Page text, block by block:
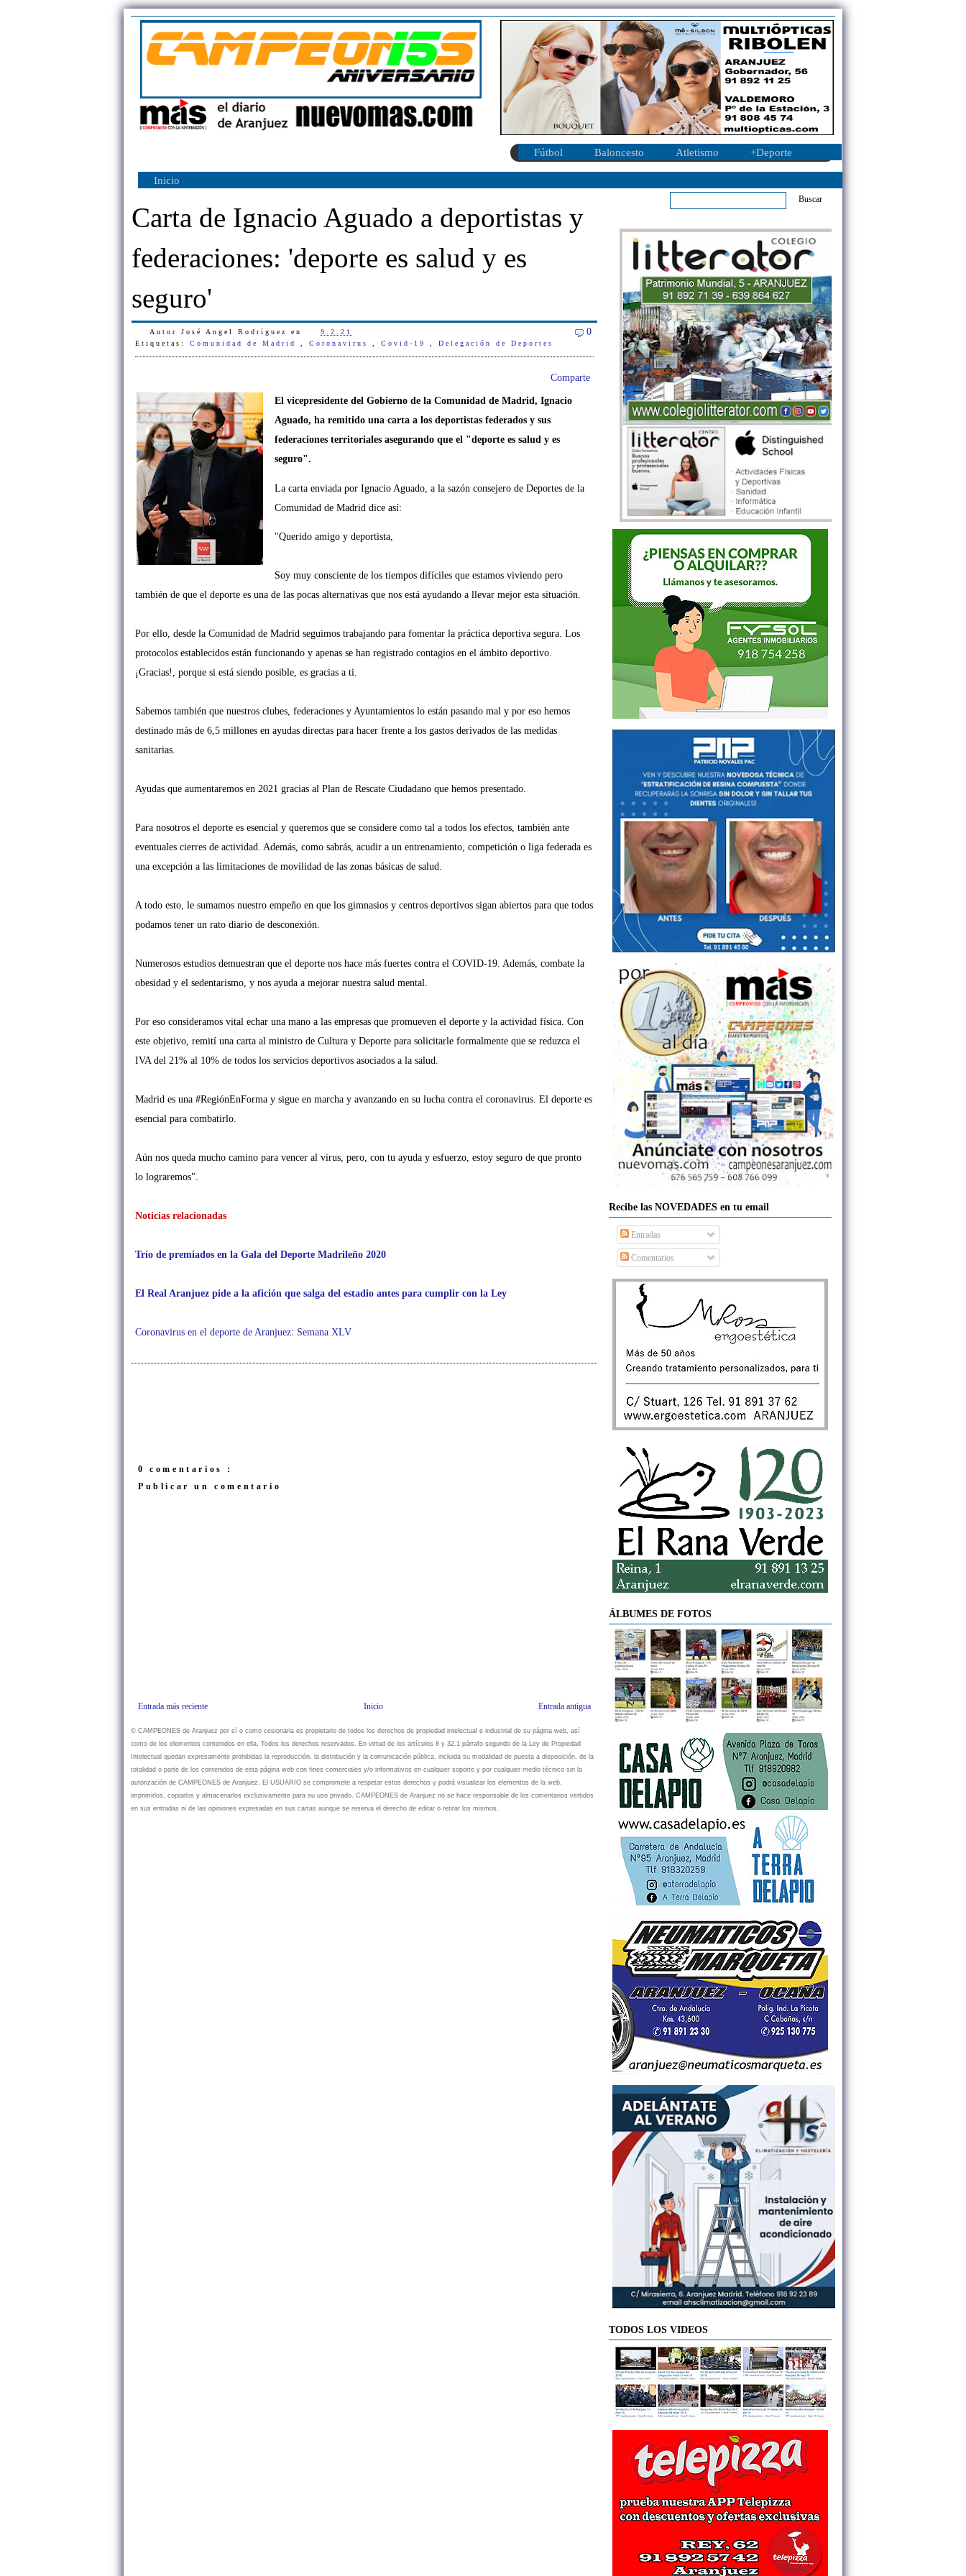
Fútbol Baloncesto Atletismo +Deporte
Inicio
Carta de Ignacio Aguado a deportistas y
federaciones: 'deporte es salud y es
seguro'
Autor José Angel Rodríguez en 9.2.21 0
Etiquetas: Comunidad de Madrid Coronavirus Covid-19 Delegación de Deportes
Comparte
El vicepresidente del Gobierno de la Comunidad de Madrid, Ignacio
Aguado, ha remitido una carta a los deportistas federados y sus
federaciones territoriales asegurando que el "deporte es salud y es
seguro".
La carta enviada por Ignacio Aguado, a la sazón consejero de Deportes de la
Comunidad de Madrid dice así:
"Querido amigo y deportista,
Soy muy consciente de los tiempos difíciles que estamos viviendo pero
también de que el deporte es una de las pocas alternativas que nos está ayudando a llevar mejor esta situación.
Por ello, desde la Comunidad de Madrid seguimos trabajando para fomentar la práctica deportiva segura. Los
protocolos establecidos están funcionando y apenas se han registrado contagios en el ámbito deportivo.
¡Gracias!, porque si está siendo posible, es gracias a ti.
Sabemos también que nuestros clubes, federaciones y Ayuntamientos lo están pasando mal y por eso hemos
destinado más de 6,5 millones en ayudas directas para hacer frente a los gastos derivados de las medidas
sanitarias.
Ayudas que aumentaremos en 2021 gracias al Plan de Rescate Ciudadano que hemos presentado.
Para nosotros el deporte es esencial y queremos que se considere como tal a todos los efectos, también ante
eventuales cierres de actividad. Además, como sabrás, acudir a un entrenamiento, competición o liga federada es
una excepción a las limitaciones de movilidad de las zonas básicas de salud.
A todo esto, le sumamos nuestro empeño en que los gimnasios y centros deportivos sigan abiertos para que todos
podamos tener un rato diario de desconexión.
Numerosos estudios demuestran que el deporte nos hace más fuertes contra el COVID-19. Además, combate la
obesidad y el sedentarismo, y nos ayuda a mejorar nuestra salud mental.
Por eso consideramos vital echar una mano a las empresas que promueven el deporte y la actividad física. Con
este objetivo, remití una carta al ministro de Cultura y Deporte para solicitarle formalmente que se reduzca el
IVA del 21% al 10% de todos los servicios deportivos asociados a la salud.
Madrid es una #RegiónEnForma y sigue en marcha y avanzando en su lucha contra el coronavirus. El deporte es
esencial para combatirlo.
Aún nos queda mucho camino para vencer al virus, pero, con tu ayuda y esfuerzo, estoy seguro de que pronto
lo lograremos".
Noticias relacionadas
Trío de premiados en la Gala del Deporte Madrileño 2020
El Real Aranjuez pide a la afición que salga del estadio antes para cumplir con la Ley
Coronavirus en el deporte de Aranjuez: Semana XLV
0 comentarios :
Publicar un comentario
Entrada más reciente Entrada antigua
Inicio
© CAMPEONES de Aranjuez por sí o como cesionaria es propietario de todos los derechos de propiedad intelectual e industrial de su página web, así
como de los elementos contenidos en ella. Todos los derechos reservados. En virtud de los artículos 8 y 32.1 párrafo segundo de la Ley de Propiedad
Intelectual quedan expresamente prohibidas la reproducción, la distribución y la comunicación pública, incluida su modalidad de puesta a disposición, de la
totalidad o parte de los contenidos de esta página web con fines comerciales y/o informativos en cualquier soporte y por cualquier medio técnico sin la
autorización de CAMPEONES de Aranjuez. El USUARIO se compromete a respetar estos derechos y podrá visualizar los elementos de la web,
imprimirlos, copiarlos y almacenarlos exclusivamente para su uso privado. CAMPEONES de Aranjuez no se hace responsable de los comentarios vertidos
en sus entradas ni de las opiniones expresadas en sus cartas aunque se reserva el derecho de editar o retirar los mismos.
Recibe las NOVEDADES en tu email
Entradas
Comentarios
ÁLBUMES DE FOTOS
TODOS LOS VIDEOS